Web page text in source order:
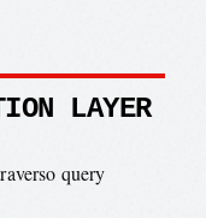
LAYER
query